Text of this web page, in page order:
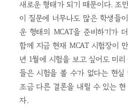
새로운 형태가 되기 때문이다. 조
이 질문에 너무나도 많은 학생들
운 형태의 MCAT을 준비하기가
함께 지금 현재 MCAT 시험장이
년 1월에 시험을 보고 싶어도 미
들은 시험을 볼 수가 없다는 현실
조금 다른 결론을 내릴 수 있는 현
자.